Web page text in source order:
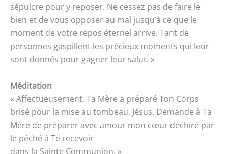
sépulcre pour y reposer. Ne cessez pas de faire le
bien et de vous opposer au mal jusqu’à ce que le
moment de votre repos éternel arrive. Tant de
personnes gaspillent les précieux moments qui leur
sont donnés pour gagner leur salut. »
Méditation
« Affectueusement, Ta Mère a préparé Ton Corps
brisé pour la mise au tombeau, Jésus. Demande à Ta
Mère de préparer avec amour mon cœur déchiré par
le péché à Te recevoir
dans la Sainte Communion. »